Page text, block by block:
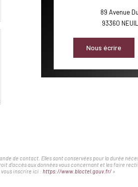
89 Avenue
93360
Nous écrire
de contact. Elles sont conservées pour la durée
d'accès aux données vous concernant et les faire
vous inscrire ici : https://www.bloctel.gouv.fr/ »